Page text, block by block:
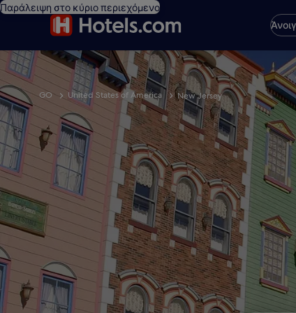
Παράλειψη στο κύριο περιεχόμενο
GO United States of America New Jersey